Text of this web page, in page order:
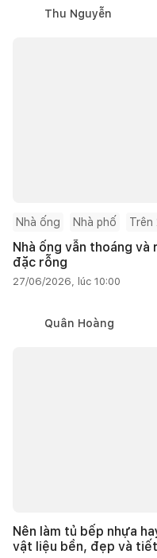
Thu Nguyễn
Nhà ống Nhà phố Trên
Nhà ống vẫn thoáng
đặc rỗng
27/06/2026, lúc 10:00
Quân Hoàng
Nên làm tủ bếp nhựa
vật liệu bền, đẹp và